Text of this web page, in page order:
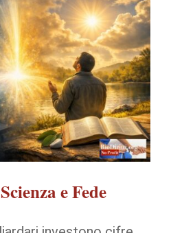
e Fede